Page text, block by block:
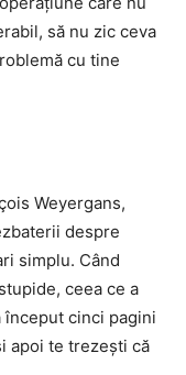
să nu zic ceva
cu tine
Weyergans,
despre
simplu. Când
ceea ce a
început cinci pagini
apoi te trezeşti că